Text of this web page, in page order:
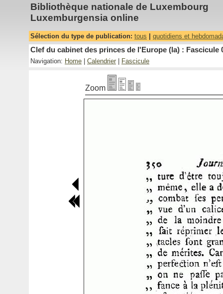
Bibliothèque nationale de Luxembourg
Luxemburgensia online
Sélection du type de publication: tous quotidiens et
Clef du cabinet des princes de l'Europe (la) : Fascicule
Navigation: Home Calendrier Fascicule
Zoom